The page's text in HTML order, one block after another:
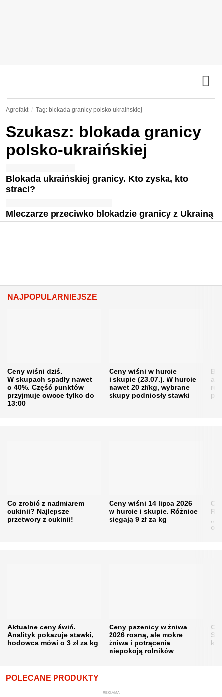
Agrofakt Tag: blokada granicy polsko-ukraińskiej
Szukasz: blokada granicy
polsko-ukraińskiej
Blokada ukraińskiej granicy. Kto zyska, kto
straci?
Mleczarze przeciwko blokadzie granicy z Ukrainą
NAJPOPULARNIEJSZE
Ceny wiśni dziś.
W skupach spadły nawet
o 40%. Część punktów
przyjmuje owoce tylko do
13:00
Ceny wiśni w hurcie
i skupie (23.07.). W hurcie
nawet 20 zł/kg, wybrane
skupy podniosły stawki
Co zrobić z nadmiarem
cukinii? Najlepsze
przetwory z cukinii!
Ceny wiśni 14 lipca 2026
w hurcie i skupie. Różnice
sięgają 9 zł za kg
Aktualne ceny świń.
Analityk pokazuje stawki,
hodowca mówi o 3 zł za kg
Ceny pszenicy w żniwa
2026 rosną, ale mokre
żniwa i potrącenia
niepokoją rolników
POLECANE PRODUKTY
REKLAMA